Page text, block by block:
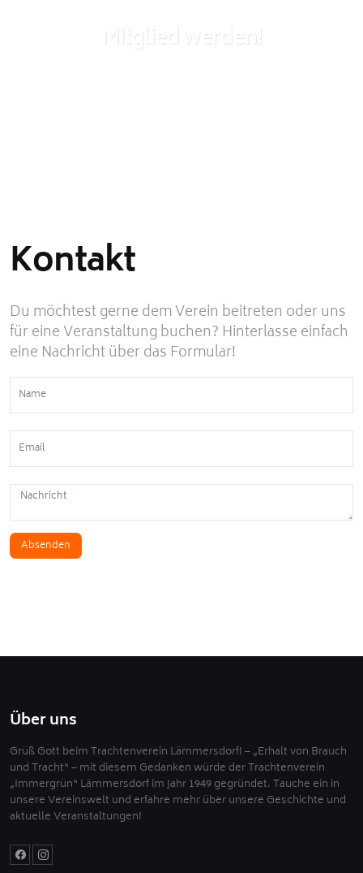
Mitglied werden!
Kontakt
Du möchtest gerne dem Verein beitreten oder uns
für eine Veranstaltung buchen? Hinterlasse einfach
eine Nachricht über das Formular!
Absenden
Über uns
Grüß Gott beim Trachtenverein Lämmersdorf! – „Erhalt von Brauch
und Tracht“ – mit diesem Gedanken würde der Trachtenverein
„Immergrün“ Lämmersdorf im Jahr 1949 gegründet. Tauche ein in
unsere Vereinswelt und erfahre mehr über unsere Geschichte und
aktuelle Veranstaltungen!